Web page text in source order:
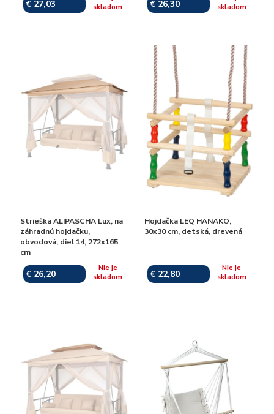
€ 27,03
skladom
€ 26,30
skladom
Strieška ALIPASCHA Lux, na
záhradnú hojdačku,
obvodová, diel 14, 272x165
cm
€ 26,20
Nie je
skladom
Hojdačka LEQ HANAKO,
30x30 cm, detská, drevená
€ 22,80
Nie je
skladom